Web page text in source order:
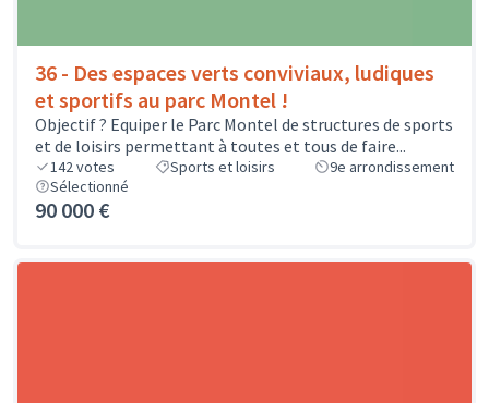
36 - Des espaces verts conviviaux, ludiques
et sportifs au parc Montel !
Objectif ? Equiper le Parc Montel de structures de sports
et de loisirs permettant à toutes et tous de faire...
142votes Sports et loisirs
9e arrondissement
Sélectionné
90 000 €